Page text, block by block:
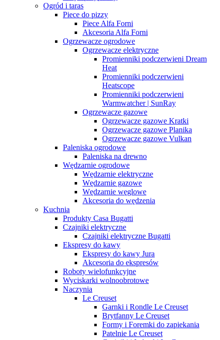
Ogród i taras
Piece do pizzy
Piece Alfa Forni
Akcesoria Alfa Forni
Ogrzewacze ogrodowe
Ogrzewacze elektryczne
Promienniki podczerwieni Dream
Heat
Promienniki podczerwieni
Heatscope
Promienniki podczerwieni
Warmwatcher | SunRay
Ogrzewacze gazowe
Ogrzewacze gazowe Kratki
Ogrzewacze gazowe Planika
Ogrzewacze gazowe Vulkan
Paleniska ogrodowe
Paleniska na drewno
Wędzarnie ogrodowe
Wędzarnie elektryczne
Wędzarnie gazowe
Wędzarnie węglowe
Akcesoria do wędzenia
Kuchnia
Produkty Casa Bugatti
Czajniki elektryczne
Czajniki elektryczne Bugatti
Ekspresy do kawy
Ekspresy do kawy Jura
Akcesoria do ekspresów
Roboty wielofunkcyjne
Wyciskarki wolnoobrotowe
Naczynia
Le Creuset
Garnki i Rondle Le Creuset
Brytfanny Le Creuset
Formy i Foremki do zapiekania
Patelnie Le Creuset